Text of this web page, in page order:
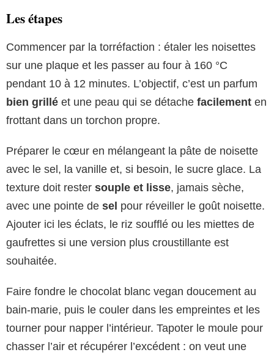
Les étapes
Commencer par la torréfaction : étaler les noisettes
sur une plaque et les passer au four à 160 °C
pendant 10 à 12 minutes. L’objectif, c’est un parfum
bien grillé et une peau qui se détache facilement en
frottant dans un torchon propre.
Préparer le cœur en mélangeant la pâte de noisette
avec le sel, la vanille et, si besoin, le sucre glace. La
texture doit rester souple et lisse, jamais sèche,
avec une pointe de sel pour réveiller le goût noisette.
Ajouter ici les éclats, le riz soufflé ou les miettes de
gaufrettes si une version plus croustillante est
souhaitée.
Faire fondre le chocolat blanc vegan doucement au
bain-marie, puis le couler dans les empreintes et les
tourner pour napper l’intérieur. Tapoter le moule pour
chasser l’air et récupérer l’excédent : on veut une